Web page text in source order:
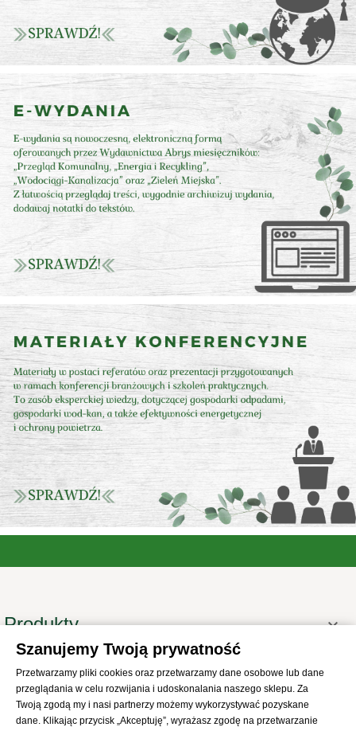
Produkty 
Informacje
Twoje konto 
Informacje o sklepie
Szanujemy Twoją prywatność
Przetwarzamy pliki cookies oraz przetwarzamy dane osobowe lub dane
przeglądania w celu rozwijania i udoskonalania naszego sklepu. Za
Twoją zgodą my i nasi partnerzy możemy wykorzystywać pozyskane
dane. Klikając przycisk „Akceptuję”, wyrażasz zgodę na przetwarzanie